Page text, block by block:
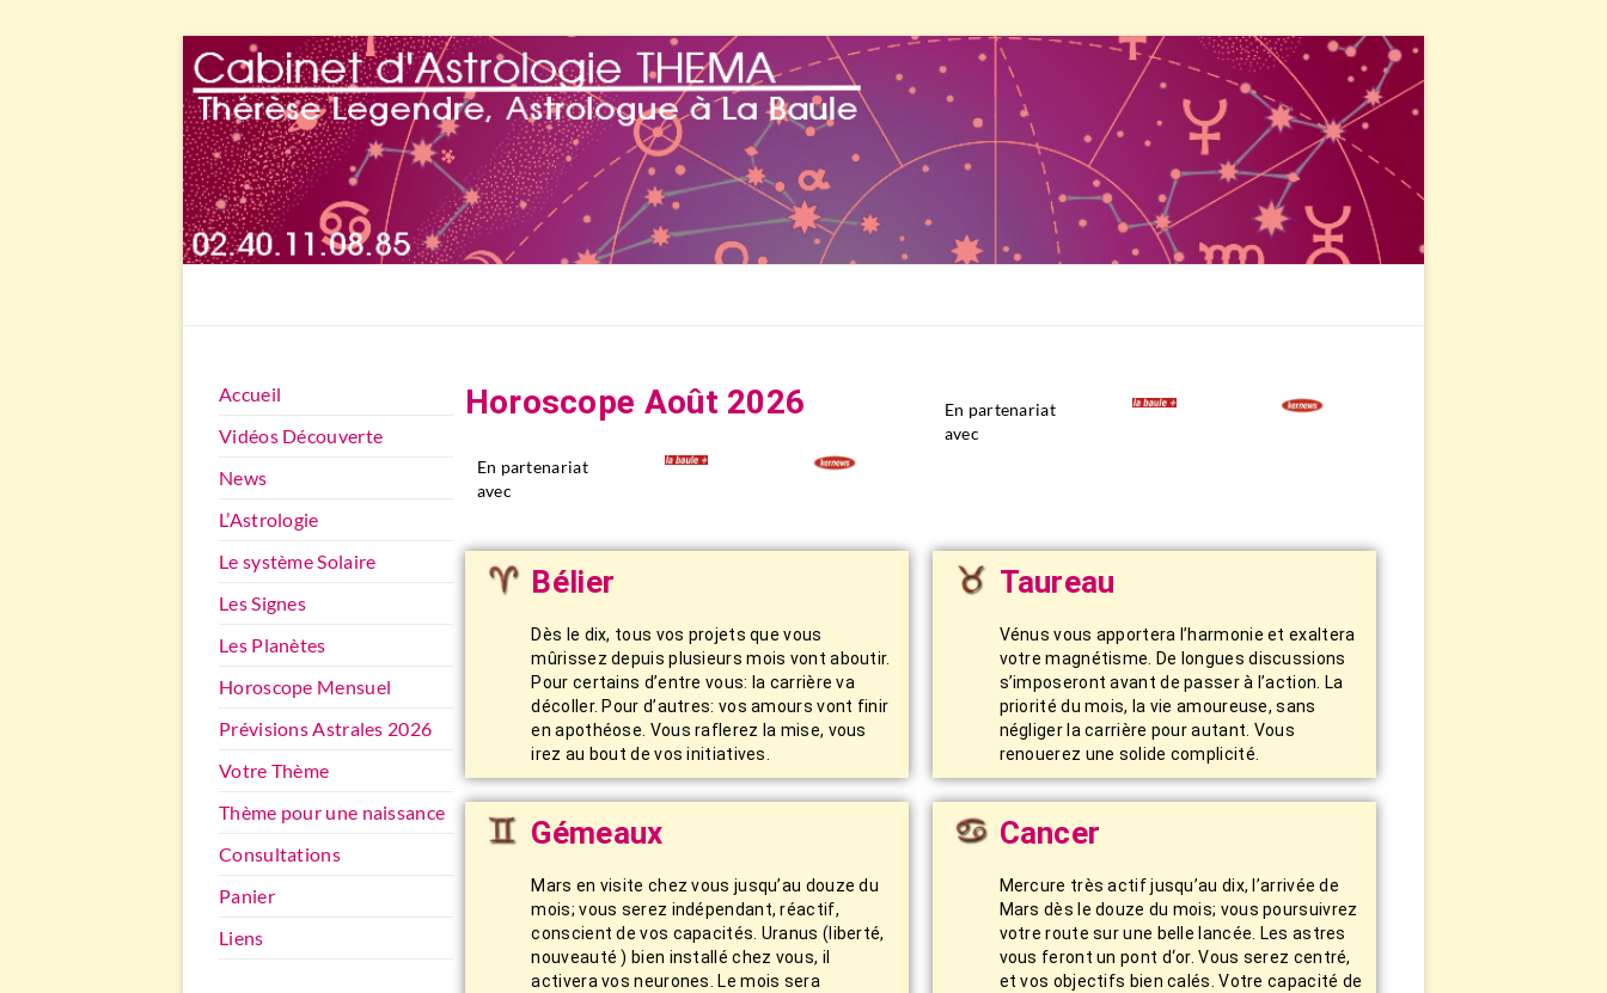
Horoscope Août 2026
En partenariat
avec
En partenariat
avec
Bélier
Dès le dix, tous vos projets que vous
mûrissez depuis plusieurs mois vont aboutir.
Pour certains d’entre vous: la carrière va
décoller. Pour d’autres: vos amours vont finir
en apothéose. Vous raflerez la mise, vous
irez au bout de vos initiatives.
Taureau
Vénus vous apportera l’harmonie et exaltera
votre magnétisme. De longues discussions
s’imposeront avant de passer à l’action. La
priorité du mois, la vie amoureuse, sans
négliger la carrière pour autant. Vous
renouerez une solide complicité.
Gémeaux
Mars en visite chez vous jusqu’au douze du
mois; vous serez indépendant, réactif,
conscient de vos capacités. Uranus (liberté,
nouveauté ) bien installé chez vous, il
activera vos neurones. Le mois sera
Cancer
Mercure très actif jusqu’au dix, l’arrivée de
Mars dès le douze du mois; vous poursuivrez
votre route sur une belle lancée. Les astres
vous feront un pont d‘or. Vous serez centré,
et vos objectifs bien calés. Votre capacité de
Accueil
Vidéos Découverte
News
L’Astrologie
Le système Solaire
Les Signes
Les Planètes
Horoscope Mensuel
Prévisions Astrales 2026
Votre Thème
Thème pour une naissance
Consultations
Panier
Liens